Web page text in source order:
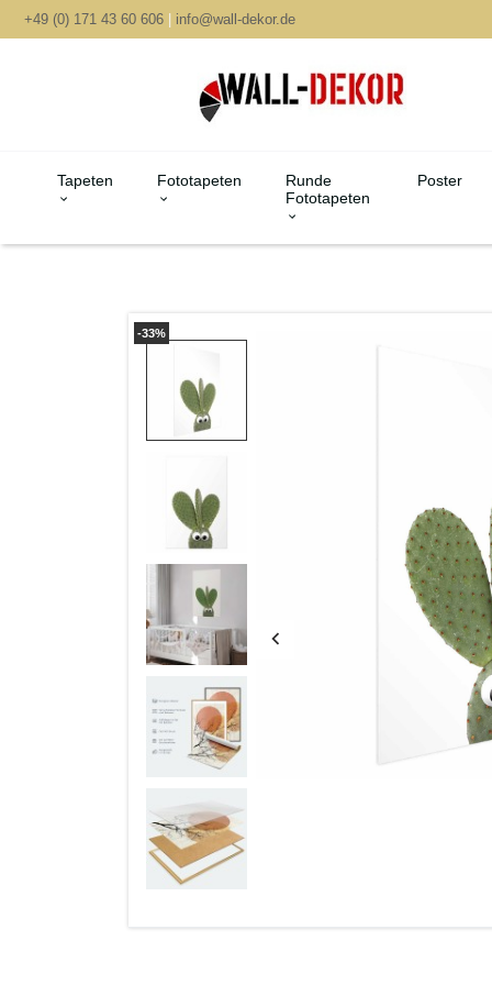
+49 (0) 171 43 60 606 | info@wall-dekor.de
Tapeten Fototapeten
Runde
Fototapeten
Poster
-33%